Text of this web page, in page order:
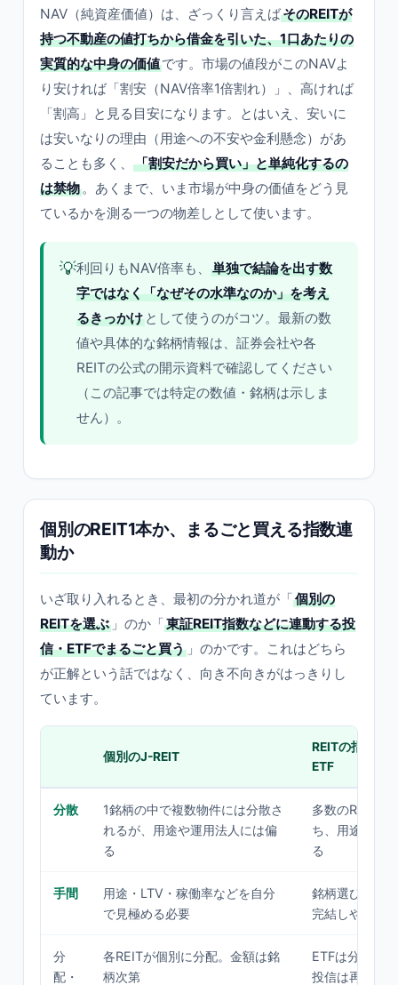
NAV（純資産価値）は、ざっくり言えばそのREITが
持つ不動産の値打ちから借金を引いた、1口あたりの
実質的な中身の価値です。市場の値段がこのNAVよ
り安ければ「割安（NAV倍率1倍割れ）」、高ければ
「割高」と見る目安になります。とはいえ、安いに
は安いなりの理由（用途への不安や金利懸念）があ
ることも多く、
「割安だから買い」と単純化するの
は禁物。あくまで、いま市場が中身の価値をどう見
ているかを測る一つの物差しとして使います。
💡利回りもNAV倍率も、
単独で結論を出す数
字ではなく「なぜその水準なのか」を考え
るきっかけ として使うのがコツ。最新の数
値や具体的な銘柄情報は、証券会社や各
REITの公式の開示資料で確認してください
（この記事では特定の数値・銘柄は示しま
せん）。
個別のREIT1本か、まるごと買える指数連
動か
いざ取り入れるとき、最初の分かれ道が「個別の
REITを選ぶ 」のか「東証REIT指数などに連動する投
信・ETFでまるごと買う 」のかです。これはどちら
が正解という話ではなく、向き不向きがはっきりし
ています。
個別のJ-REIT
REITの指数連
ETF
分散
1銘柄の中で複数物件には分散さ
れるが、用途や運用法人には偏
る
多数のREITを
ち、用途も広
る
手間
用途・LTV・稼働率などを自分
で見極める必要
銘柄選びはお
完結しやすい
分
配・
各REITが個別に分配。金額は銘
柄次第
ETFは分配金
投信は再投資